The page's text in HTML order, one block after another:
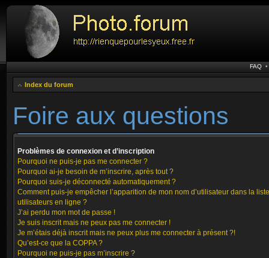
FAQ
Index du forum
Foire aux questions
Problèmes de connexion et d’inscription
Pourquoi ne puis-je pas me connecter ?
Pourquoi ai-je besoin de m’inscrire, après tout ?
Pourquoi suis-je déconnecté automatiquement ?
Comment puis-je empêcher l’apparition de mon nom d’utilisateur dans la
utilisateurs en ligne ?
J’ai perdu mon mot de passe !
Je suis inscrit mais ne peux pas me connecter !
Je m’étais déjà inscrit mais ne peux plus me connecter à présent ?!
Qu’est-ce que la COPPA ?
Pourquoi ne puis-je pas m’inscrire ?